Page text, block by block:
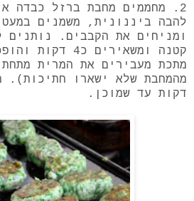
2. מחממים מחבת ברזל כבדה
להבה ביננונית, משמנים
ומניחים את הקבבים. נותנים
קטנה ומשאירים
מתכת מעבירים את המרית
דקות עד שמוכן.